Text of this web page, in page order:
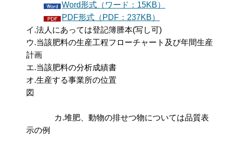
Word形式（ワード：15KB）
PDF形式（PDF：237KB）
イ.法人にあっては登記簿謄本(写し可)
ウ.当該肥料の生産工程フローチャート及び年間生産
計画
エ.当該肥料の分析成績書
オ.生産する事業所の位置
図
カ.堆肥、動物の排せつ物については品質表
示の例